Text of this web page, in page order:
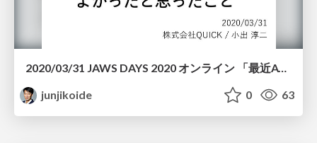
2020/03/31 JAWS DAYS 2020 オンライン 「最近AWSに移行してよかったと思ったこと」
junjikoide
0 63